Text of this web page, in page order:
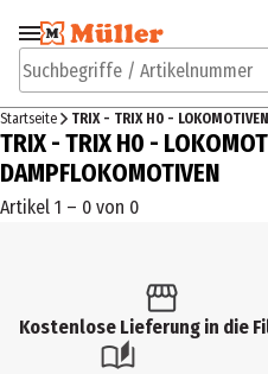
Zur Navigation
springen
Suchbegriffe / Artikelnummer
Startseite TRIX - TRIX H0 -
TRIX - TRIX H0 -
DAMPFLOKOMOTIVEN
Artikel 1 – 0 von 0
Kostenlose Lieferung in die